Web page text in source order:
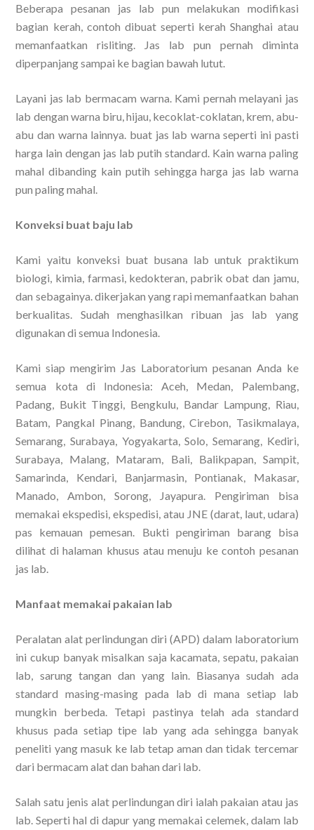
Beberapa pesanan jas lab pun melakukan modifikasi
bagian kerah, contoh dibuat seperti kerah Shanghai atau
memanfaatkan risliting. Jas lab pun pernah diminta
diperpanjang sampai ke bagian bawah lutut.
Layani jas lab bermacam warna. Kami pernah melayani jas
lab dengan warna biru, hijau, kecoklat-coklatan, krem, abu-
abu dan warna lainnya. buat jas lab warna seperti ini pasti
harga lain dengan jas lab putih standard. Kain warna paling
mahal dibanding kain putih sehingga harga jas lab warna
pun paling mahal.
Konveksi buat baju lab
Kami yaitu konveksi buat busana lab untuk praktikum
biologi, kimia, farmasi, kedokteran, pabrik obat dan jamu,
dan sebagainya. dikerjakan yang rapi memanfaatkan bahan
berkualitas. Sudah menghasilkan ribuan jas lab yang
digunakan di semua Indonesia.
Kami siap mengirim Jas Laboratorium pesanan Anda ke
semua kota di Indonesia: Aceh, Medan, Palembang,
Padang, Bukit Tinggi, Bengkulu, Bandar Lampung, Riau,
Batam, Pangkal Pinang, Bandung, Cirebon, Tasikmalaya,
Semarang, Surabaya, Yogyakarta, Solo, Semarang, Kediri,
Surabaya, Malang, Mataram, Bali, Balikpapan, Sampit,
Samarinda, Kendari, Banjarmasin, Pontianak, Makasar,
Manado, Ambon, Sorong, Jayapura. Pengiriman bisa
memakai ekspedisi, ekspedisi, atau JNE (darat, laut, udara)
pas kemauan pemesan. Bukti pengiriman barang bisa
dilihat di halaman khusus atau menuju ke contoh pesanan
jas lab.
Manfaat memakai pakaian lab
Peralatan alat perlindungan diri (APD) dalam laboratorium
ini cukup banyak misalkan saja kacamata, sepatu, pakaian
lab, sarung tangan dan yang lain. Biasanya sudah ada
standard masing-masing pada lab di mana setiap lab
mungkin berbeda. Tetapi pastinya telah ada standard
khusus pada setiap tipe lab yang ada sehingga banyak
peneliti yang masuk ke lab tetap aman dan tidak tercemar
dari bermacam alat dan bahan dari lab.
Salah satu jenis alat perlindungan diri ialah pakaian atau jas
lab. Seperti hal di dapur yang memakai celemek, dalam lab